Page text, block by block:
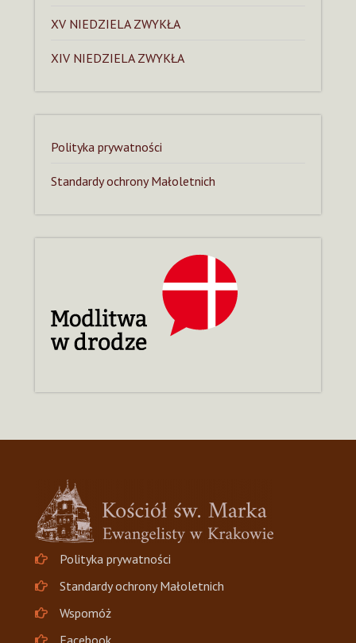
XV NIEDZIELA ZWYKŁA
XIV NIEDZIELA ZWYKŁA
Polityka prywatności
Standardy ochrony Małoletnich
Polityka prywatności
Standardy ochrony Małoletnich
Wspomóż
Facebook